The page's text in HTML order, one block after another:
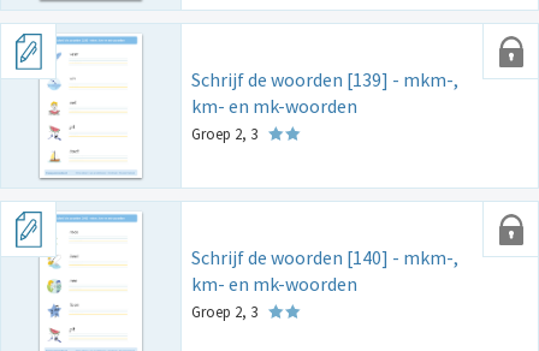
Schrijf de woorden [139] - mkm-,
km- en mk-woorden
Groep 2, 3
Schrijf de woorden [140] - mkm-,
km- en mk-woorden
Groep 2, 3